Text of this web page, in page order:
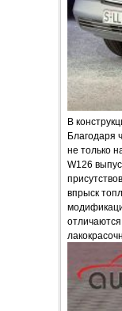
В
Благодаря
не только
W126
впрыск